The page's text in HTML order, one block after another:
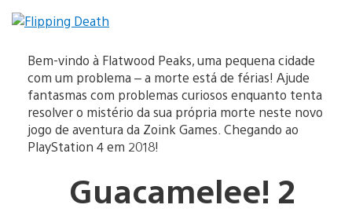
Bem-vindo à Flatwood Peaks, uma pequena cidade
com um problema – a morte está de férias! Ajude
fantasmas com problemas curiosos enquanto tenta
resolver o mistério da sua própria morte neste novo
jogo de aventura da Zoink Games. Chegando ao
PlayStation 4 em 2018!
Guacamelee! 2